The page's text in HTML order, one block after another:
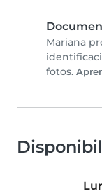
Mariana
fotos.